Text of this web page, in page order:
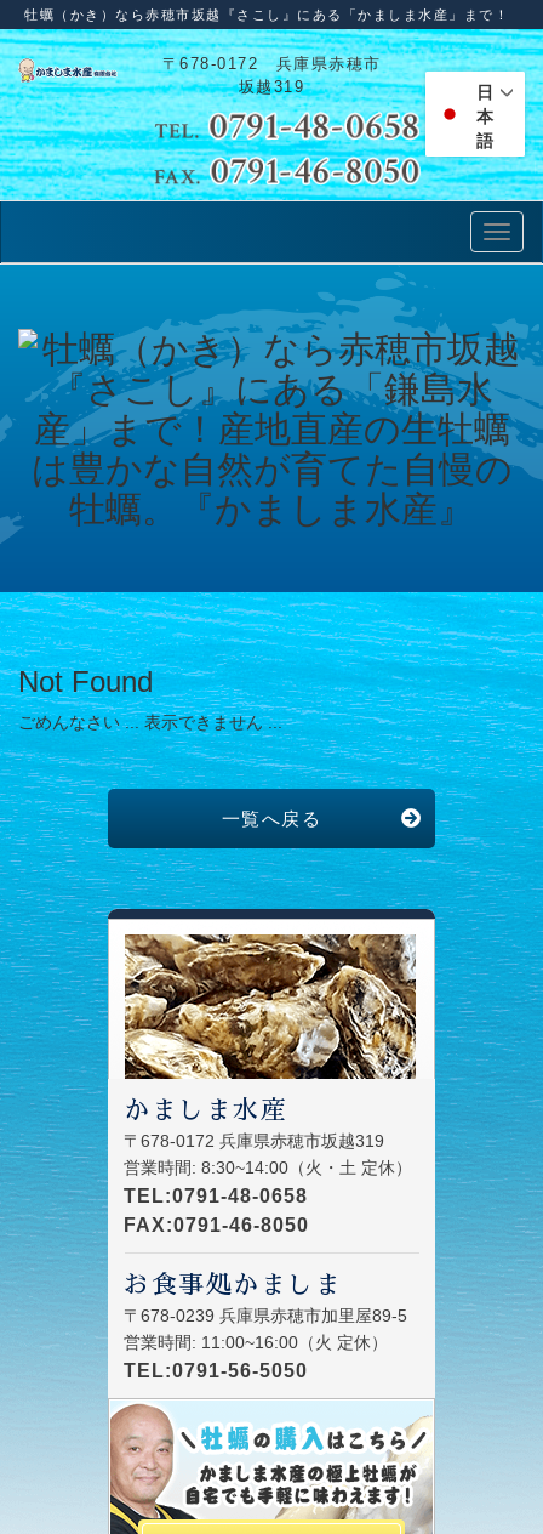
牡蠣（かき）なら赤穂市坂越『さこし』にある「かましま水産」まで！
〒678-0172 兵庫県赤穂市
坂越319
日
本
語
Not Found
ごめんなさい ... 表示できません ...
一覧へ戻る
かましま水産
〒678-0172 兵庫県赤穂市坂越319
営業時間: 8:30~14:00（火・土 定休）
TEL:0791-48-0658
FAX:0791-46-8050
お食事処かましま
〒678-0239 兵庫県赤穂市加里屋89-5
営業時間: 11:00~16:00（火 定休）
TEL:0791-56-5050